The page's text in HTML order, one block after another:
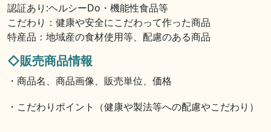
認証あり:ヘルシーDo・機能性食品等
こだわり：健康や安全にこだわって作った商品
特産品：地域産の食材使用等、配慮のある商品
◇販売商品情報
・商品名、商品画像、販売単位、価格
・こだわりポイント（健康や製法等への配慮やこだわり）